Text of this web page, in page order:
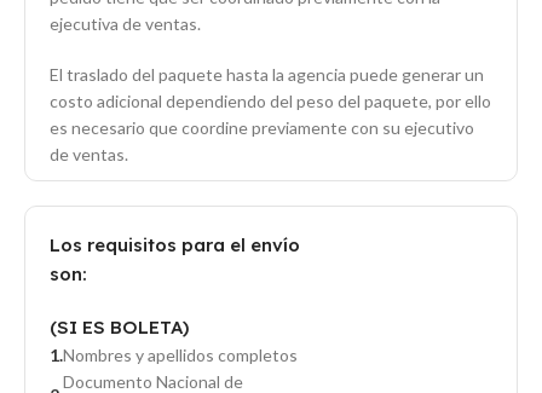
ejecutiva de ventas.
El traslado del paquete hasta la agencia puede generar un
costo adicional dependiendo del peso del paquete, por ello
es necesario que coordine previamente con su ejecutivo
de ventas.
Los requisitos para el envío
son:
(SI ES BOLETA)
Nombres y apellidos completos
Documento Nacional de